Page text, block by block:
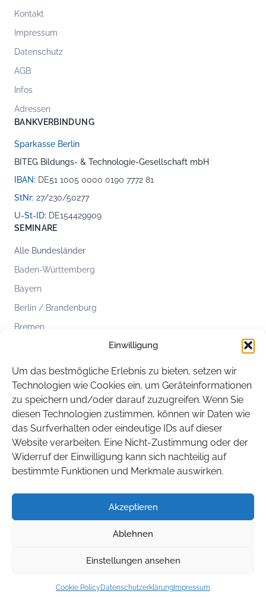
Einwilligung
Um das bestmögliche Erlebnis zu bieten, setzen wir
Technologien wie Cookies ein, um Geräteinformationen
zu speichern und/oder darauf zuzugreifen. Wenn Sie
diesen Technologien zustimmen, können wir Daten wie
das Surfverhalten oder eindeutige IDs auf dieser
Website verarbeiten. Eine Nicht-Zustimmung oder der
Widerruf der Einwilligung kann sich nachteilig auf
bestimmte Funktionen und Merkmale auswirken.
Akzeptieren
Ablehnen
Einstellungen ansehen
Cookie Policy Datenschutzerklärung Impressum
Kontakt
Impressum
Datenschutz
AGB
Infos
Adressen
BANKVERBINDUNG
Sparkasse Berlin
BITEG Bildungs- & Technologie-Gesellschaft mbH
IBAN: DE51 1005 0000 0190 7772 81
StNr: 27/230/50277
U-St-ID: DE154429909
SEMINARE
Alle Bundesländer
Baden-Württemberg
Bayern
Berlin / Brandenburg
Bremen
Mecklenburg-Vorpommern
Niedersachsen
Nordrhein-Westfalen
Rheinland-Pfalz
Saarland
© 2026 BITEG. Alle Rechte vorbehalten.